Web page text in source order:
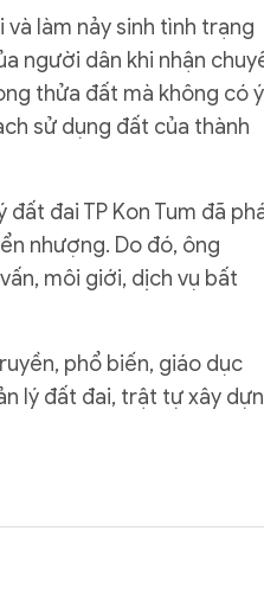
làm nảy sinh tình trạng
người dân khi nhận
thửa đất mà không có ý
sử dụng đất của thành
đai TP Kon Tum đã
nhượng. Do đó, ông
môi giới, dịch vụ bất
phổ biến, giáo dục
lý đất đai, trật tự xây